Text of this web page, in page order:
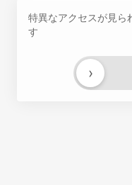
特異なアクセスが見ら
す
›